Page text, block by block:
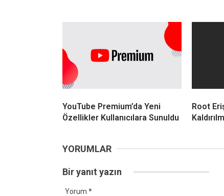
YouTube Premium’da Yeni
Özellikler Kullanıcılara Sunuldu
Root
YORUMLAR
Bir yanıt yazın
Yorum *